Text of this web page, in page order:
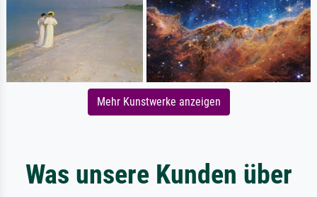
Mehr Kunstwerke anzeigen
Was unsere Kunden über